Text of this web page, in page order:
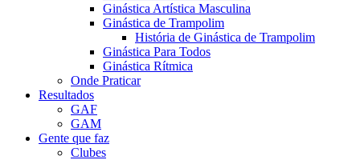
Ginástica Artística Masculina
Ginástica de Trampolim
História de Ginástica de Trampolim
Ginástica Para Todos
Ginástica Rítmica
Onde Praticar
Resultados
GAF
GAM
Gente que faz
Clubes